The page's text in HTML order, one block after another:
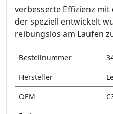
verbesserte Effizienz mit
der speziell entwickelt
reibungslos am Laufen
Bestellnummer
Hersteller
OEM